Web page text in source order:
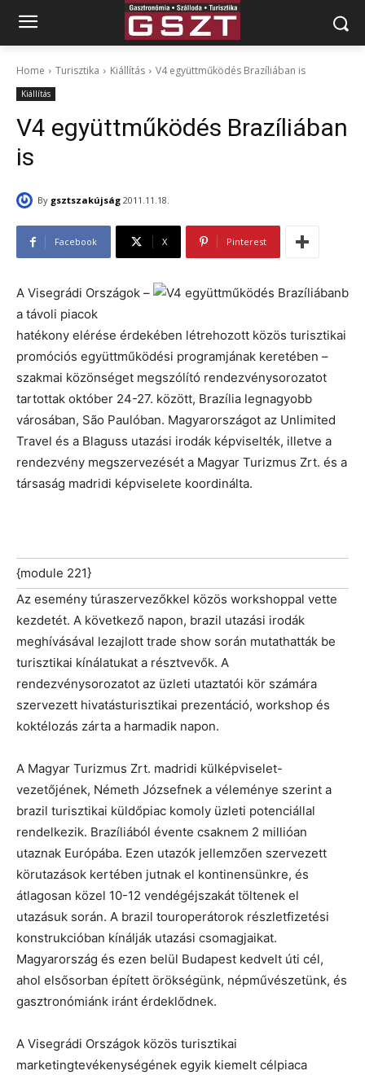
Home Turisztika Kiállítás V4 együttműködés Brazíliában is
Kiállítás
V4 együttműködés Brazíliában
is
By gsztszakújság 2011.11.18.
Facebook X Pinterest
A Visegrádi Országok –
a távoli piacok
hatékony elérése érdekében létrehozott közös turisztikai
promóciós együttműködési programjának keretében –
szakmai közönséget megszólító rendezvénysorozatot
tartottak október 24-27. között, Brazília legnagyobb
városában, São Paulóban. Magyarországot az Unlimited
Travel és a Blaguss utazási irodák képviselték, illetve a
rendezvény megszervezését a Magyar Turizmus Zrt. és a
társaság madridi képviselete koordinálta.
{module 221}
Az esemény túraszervezőkkel közös workshoppal vette
kezdetét. A következő napon, brazil utazási irodák
meghívásával lezajlott trade show során mutathatták be
turisztikai kínálatukat a résztvevők. A
rendezvénysorozatot az üzleti utaztatói kör számára
szervezett hivatásturisztikai prezentáció, workshop és
koktélozás zárta a harmadik napon.
A Magyar Turizmus Zrt. madridi külképviselet-
vezetőjének, Németh Józsefnek a véleménye szerint a
brazil turisztikai küldőpiac komoly üzleti potenciállal
rendelkezik. Brazíliából évente csaknem 2 millióan
utaznak Európába. Ezen utazók jellemzően szervezett
körutazások kertében jutnak el kontinensünkre, és
átlagosan közel 10-12 vendégéjszakát töltenek el
utazásuk során. A brazil touroperátorok részletfizetési
konstrukcióban kínálják utazási csomagjaikat.
Magyarország és ezen belül Budapest kedvelt úti cél,
ahol elsősorban épített örökségünk, népművészetünk, és
gasztronómiánk iránt érdeklődnek.
A Visegrádi Országok közös turisztikai
marketingtevékenységének egyik kiemelt célpiaca